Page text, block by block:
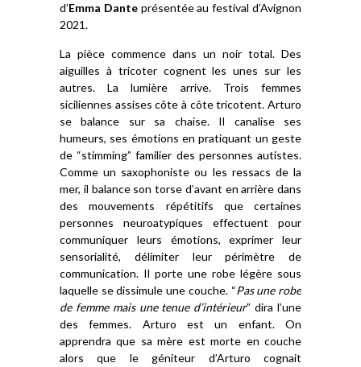
d’Emma Danteprésentée au festival d’Avignon
2021.
La pièce commence dans un noir total. Des
aiguilles à tricoter cognent les unes sur les
autres. La lumière arrive. Trois femmes
siciliennes assises côte à côte tricotent. Arturo
se balance sur sa chaise. Il canalise ses
humeurs, ses émotions en pratiquant un geste
de “stimming” familier des personnes autistes.
Comme un saxophoniste ou les ressacs de la
mer, il balance son torse d’avant en arrière dans
des mouvements répétitifs que certaines
personnes neuroatypiques effectuent pour
communiquer leurs émotions, exprimer leur
sensorialité, délimiter leur périmètre de
communication. Il porte une robe légère sous
laquelle se dissimule une couche. “Pas une robe
de femme mais une tenue d’intérieur” dira l’une
des femmes. Arturo est un enfant. On
apprendra que sa mère est morte en couche
alors que le géniteur d’Arturo cognait